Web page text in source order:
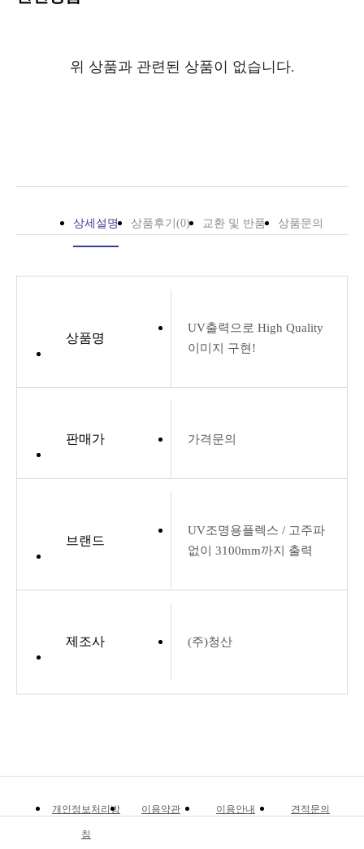
위 상품과 관련된 상품이 없습니다.
상세설명 상품후기(0) 교환 및 반품 상품문의
상품명
UV출력으로 High Quality
이미지 구현!
판매가 가격문의
브랜드
UV조명용플렉스 / 고주파
없이 3100mm까지 출력
제조사 (주)청산
개인정보처리방
침
이용약관 이용안내 견적문의